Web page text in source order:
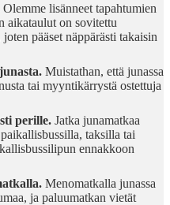
Olemme lisänneet tapahtumien
aikataulut on sovitettu
pääset näppärästi takaisin
Muistathan, että junassa
tai myyntikärrystä ostettuja
perille. Jatka junamatkaa
paikallisbussilla, taksilla tai
ennakkoon
Menomatkalla junassa
ja paluumatkan vietät